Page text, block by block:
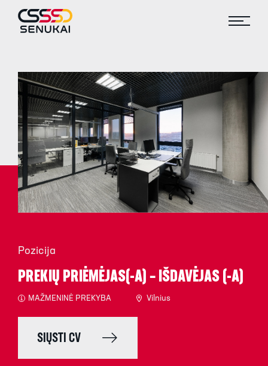
Pozicija
PREKIŲ PRIĖMĖJAS(-A) – IŠDAVĖJAS (-A)
MAŽMENINĖ PREKYBA Vilnius
SIŲSTI CV